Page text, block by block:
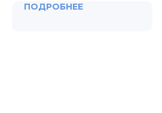
ПОДРОБНЕЕ